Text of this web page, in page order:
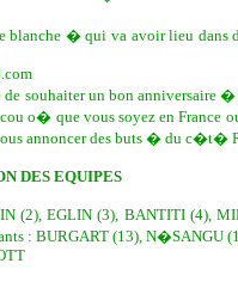
blanche � qui va avoir lieu dans
souhaiter un bon anniversaire
o� que vous soyez en
annoncer des buts � du c�t�
DES EQUIPES
(2), EGLIN (3), BANTITI (4),
: BURGART (13), N�SANGU